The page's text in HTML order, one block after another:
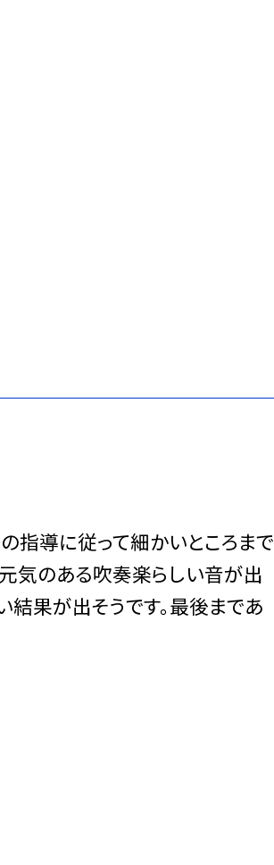
指導に従って細かいところまで
気のある吹奏楽らしい音が出
果が出そうです。最後まであ